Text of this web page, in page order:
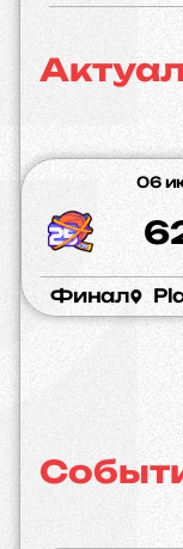
06
Финал